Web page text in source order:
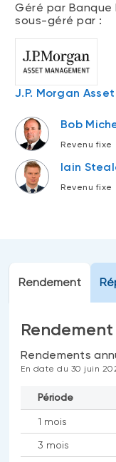
Portefeuilles
PLACEMENTS
Placements
FNB
liquides
SOLUTIONS DE
CATÉGORIES
Fonds équilibré
Marché
Alternatif
d’intérêts
CONNEXION
Portail de
Événements
Webinaires
Énoncé
(Portefeuilles
Géré par
sous-géré par :
J.P. Morgan
Bob
Revenu fixe
Iain
Revenu fixe
Rendement
Rendement
Rendements
En date du 30 juin
Période
1 mois
3 mois